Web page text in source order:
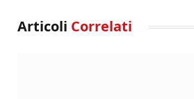
Articoli Correlati